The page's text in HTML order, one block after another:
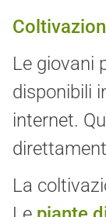
Le giovani
disponibili
internet.
La